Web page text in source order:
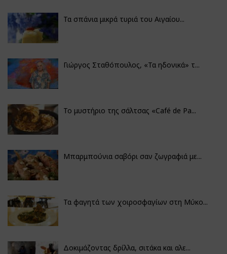
Τα σπάνια μικρά τυριά του Αιγαίου...
Γιώργος Σταθόπουλος, «Τα ηδονικά» τ...
Το μυστήριο της σάλτσας «Café de Pa...
Μπαρμπούνια σαβόρι σαν ζωγραφιά με...
Τα φαγητά των χοιροσφαγίων στη Μύκο...
Δοκιμάζοντας δρίλλα, σιτάκα και αλε...